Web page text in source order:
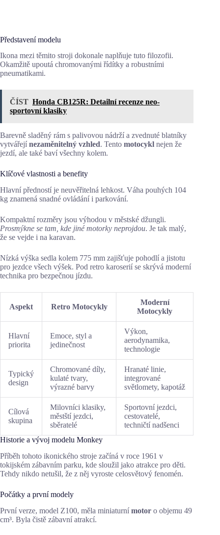
Představení modelu
Ikona mezi těmito stroji dokonale naplňuje tuto filozofii.
Okamžitě upoutá chromovanými řídítky a robustními
pneumatikami.
ČÍST Honda CB125R: Detailní recenze neo-
sportovní klasiky
Barevně sladěný rám s palivovou nádrží a zvednuté blatníky
vytvářejí nezaměnitelný vzhled. Tento motocykl nejen že
jezdí, ale také baví všechny kolem.
Klíčové vlastnosti a benefity
Hlavní předností je neuvěřitelná lehkost. Váha pouhých 104
kg znamená snadné ovládání i parkování.
Kompaktní rozměry jsou výhodou v městské džungli.
Prosmýkne se tam, kde jiné motorky neprojdou. Je tak malý,
že se vejde i na karavan.
Nízká výška sedla kolem 775 mm zajišťuje pohodlí a jistotu
pro jezdce všech výšek. Pod retro karoserií se skrývá moderní
technika pro bezpečnou jízdu.
Aspekt Retro Motocykly
Moderní
Motocykly
Hlavní
priorita
Emoce, styl a
jedinečnost
Výkon,
aerodynamika,
technologie
Typický
design
Chromované díly,
kulaté tvary,
výrazné barvy
Hranaté linie,
integrované
světlomety, kapotáž
Cílová
skupina
Milovníci klasiky,
městští jezdci,
sběratelé
Sportovní jezdci,
cestovatelé,
techničtí nadšenci
Historie a vývoj modelu Monkey
Příběh tohoto ikonického stroje začíná v roce 1961 v
tokijském zábavním parku, kde sloužil jako atrakce pro děti.
Tehdy nikdo netušil, že z něj vyroste celosvětový fenomén.
Počátky a první modely
První verze, model Z100, měla miniaturní motor o objemu 49
cm³. Byla čistě zábavní atrakcí.